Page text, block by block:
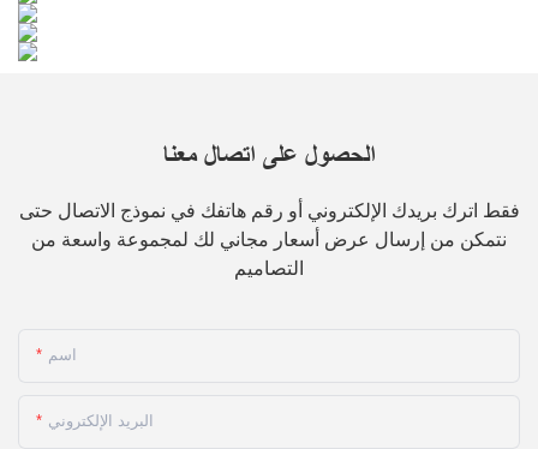
الحصول على اتصال معنا
فقط اترك بريدك الإلكتروني أو رقم هاتفك في نموذج الاتصال حتى
نتمكن من إرسال عرض أسعار مجاني لك لمجموعة واسعة من
التصاميم
اسم
البريد الإلكتروني